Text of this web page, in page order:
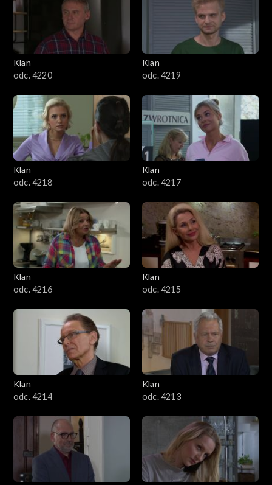
Klan
odc. 4220
Klan
odc. 4219
Klan
odc. 4218
Klan
odc. 4217
Klan
odc. 4216
Klan
odc. 4215
Klan
odc. 4214
Klan
odc. 4213